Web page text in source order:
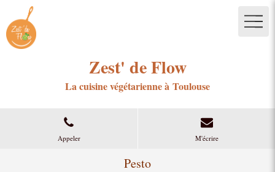
Zest' de Flow
La cuisine végétarienne à Toulouse
Appeler M'écrire
Pesto